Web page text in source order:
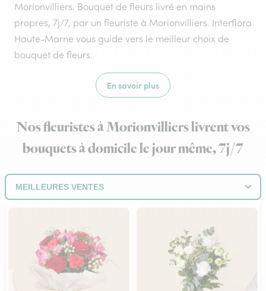
Morionvilliers. Bouquet de fleurs livré en mains
propres, 7j/7, par un fleuriste à Morionvilliers. Interflora
Haute-Marne vous guide vers le meilleur choix de
bouquet de fleurs.
En savoir plus
Nos fleuristes à Morionvilliers livrent vos
bouquets à domicile le jour même, 7j/7